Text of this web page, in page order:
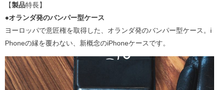
【製品特長】
●オランダ発のバンパー型ケース
ヨーロッパで意匠権を取得した、オランダ発のバンパー型ケース。i
Phoneの縁を覆わない、新概念のiPhoneケースです。